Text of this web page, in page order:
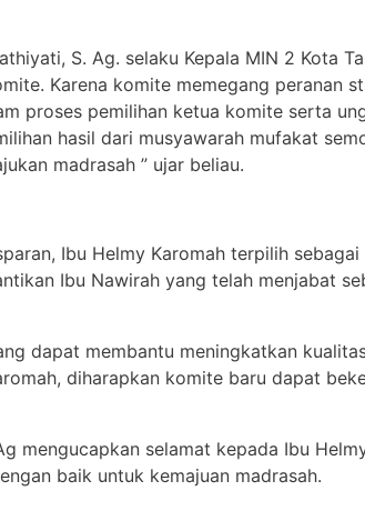
S. Ag. selaku Kepala MIN 2 Kota
Karena komite memegang peranan
proses pemilihan ketua komite serta
hasil dari musyawarah mufakat
madrasah ” ujar beliau.
Ibu Helmy Karomah terpilih
Ibu Nawirah yang telah menjabat
dapat membantu meningkatkan
diharapkan komite baru dapat
mengucapkan selamat kepada Ibu
baik untuk kemajuan madrasah.